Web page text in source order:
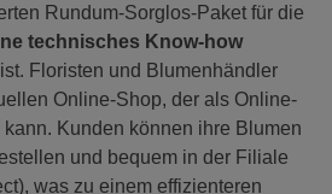
Rundum-Sorglos-Paket für die
technisches Know-how
ist. Floristen und Blumenhändler
Online-Shop, der als Online-
Kunden können ihre Blumen
und bequem in der Filiale
was zu einem effizienteren